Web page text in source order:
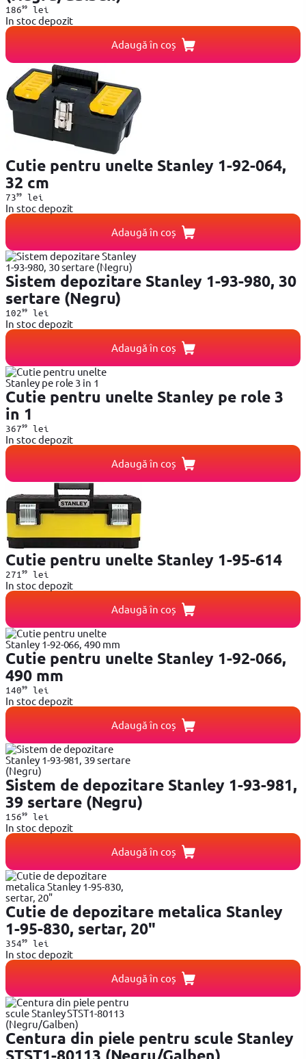
18699lei
In stoc depozit
Adaugă în coș
Cutie pentru unelte Stanley 1-92-064,
32 cm
7399lei
In stoc depozit
Adaugă în coș
Sistem depozitare Stanley 1-93-980, 30
sertare (Negru)
10299lei
In stoc depozit
Adaugă în coș
Cutie pentru unelte Stanley pe role 3
in 1
36799lei
In stoc depozit
Adaugă în coș
Cutie pentru unelte Stanley 1-95-614
271 99lei
In stoc depozit
Adaugă în coș
Cutie pentru unelte Stanley 1-92-066,
490 mm
14099lei
In stoc depozit
Adaugă în coș
Sistem de depozitare Stanley 1-93-981,
39 sertare (Negru)
15699lei
In stoc depozit
Adaugă în coș
Cutie de depozitare metalica Stanley
1-95-830, sertar, 20"
35499lei
In stoc depozit
Adaugă în coș
Centura din piele pentru scule Stanley
STST1-80113 (Negru/Galben)